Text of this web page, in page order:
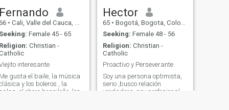
Fernando
• Cali, Valle del Cauca, Colombia
Seeking: Female 45 - 65
Religion: Christian -
interesante
Me gusta el baile, la música
y los boleros , la
salsa, el choro brasileño, los
Hector
65 • Bogotá, Bogota, Colombia
Seeking: Female 48 - 56
Religion: Christian -
Catholic
Proactivo y Perseverante
Soy una persona optimista,
serio ,busco relación
verdadera, soy profesional